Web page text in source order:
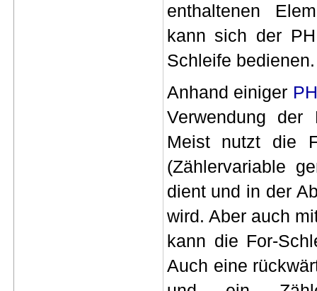
enthaltenen
kann sich der
Schleife bedienen.
Anhand einiger
Verwendung der
Meist nutzt die
(Zählervariable
dient und in der
wird. Aber auch
kann die For-
Auch eine